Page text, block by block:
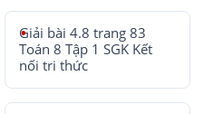
Giải bài 4.8 trang 83
Toán 8 Tập 1 SGK Kết
nối tri thức